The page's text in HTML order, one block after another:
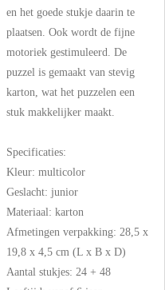
en het goede stukje daarin te
plaatsen. Ook wordt de fijne
motoriek gestimuleerd. De
puzzel is gemaakt van stevig
karton, wat het puzzelen een
stuk makkelijker maakt.
Specificaties:
Kleur: multicolor
Geslacht: junior
Materiaal: karton
Afmetingen verpakking: 28,5 x
19,8 x 4,5 cm (L x B x D)
Aantal stukjes: 24 + 48